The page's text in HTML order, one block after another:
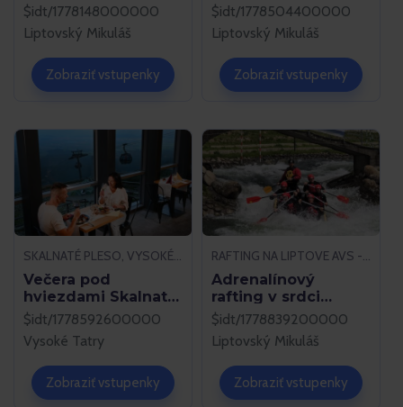
park
$idt/1778148000000
Liptovský Mikuláš
Zobraziť vstupenky
$idt/1778504400000
Liptovský Mikuláš
Zobraziť vstupenky
SKALNATÉ PLESO, VYSOKÉ TATRY
Večera pod
hviezdami Skalnaté
Pleso
$idt/1778592600000
Vysoké Tatry
Zobraziť vstupenky
RAFTING NA LIPTOVE AVS - MUTTON.SK, LIPTOVSKÝ MIKULÁŠ
Adrenalínový
rafting v srdci
Liptova
$idt/1778839200000
Liptovský Mikuláš
Zobraziť vstupenky